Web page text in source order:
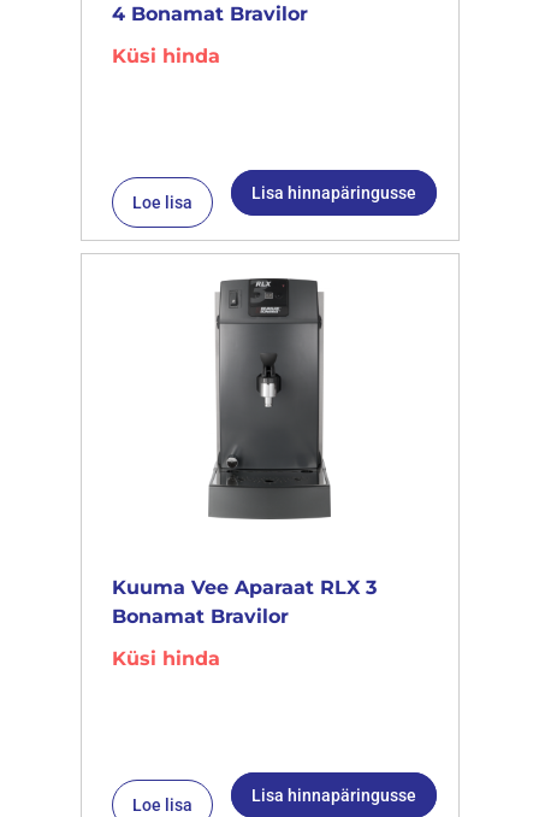
4 Bonamat Bravilor
Küsi hinda
Loe lisa Lisa hinnapäringusse
Kuuma Vee Aparaat RLX 3
Bonamat Bravilor
Küsi hinda
Loe lisa Lisa hinnapäringusse